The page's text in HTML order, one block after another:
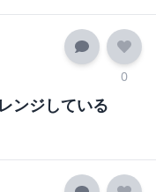
0
ンジしている